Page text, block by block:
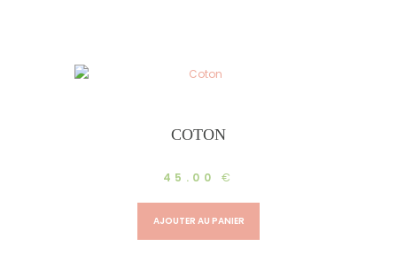
COTON
45.00 €
AJOUTER AU PANIER